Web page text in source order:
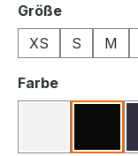
Größeauswählen
XS
S M
Farbeauswählen